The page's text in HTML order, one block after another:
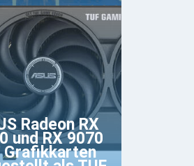
Radeon RX
und RX 9070
Grafikkarten